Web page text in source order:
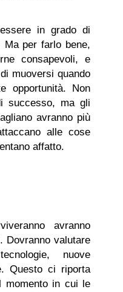
in grado di
Ma per farlo bene,
consapevoli, e
muoversi quando
opportunità. Non
successo, ma gli
avranno più
alle cose
affatto.
avranno
Dovranno valutare
nuove
Questo ci riporta
momento in cui le